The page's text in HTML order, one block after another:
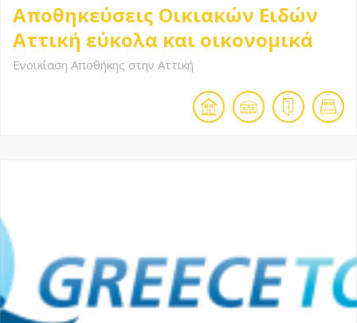
Αποθηκεύσεις Οικιακών Ειδών
Αττική εύκολα και οικονομικά
Ενοικίαση Αποθήκης στην Αττική